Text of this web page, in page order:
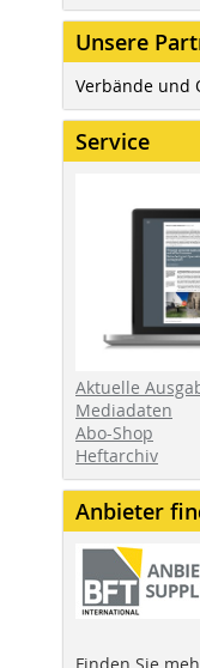
Unsere
Verbände und
Service
Aktuelle
Mediadaten
Abo-Shop
Heftarchiv
Anbieter